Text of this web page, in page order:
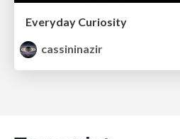
Everyday Curiosity
cassininazir